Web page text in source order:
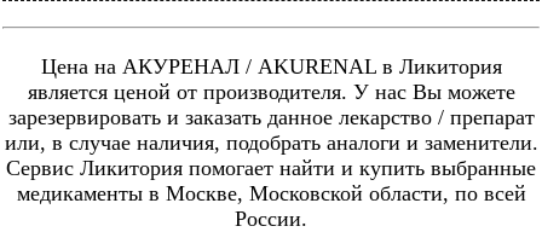
Цена на АКУРЕНАЛ / AKURENAL в Ликитория
является ценой от производителя. У нас Вы можете
зарезервировать и заказать данное лекарство / препарат
или, в случае наличия, подобрать аналоги и заменители.
Сервис Ликитория помогает найти и купить выбранные
медикаменты в Москве, Московской области, по всей
России.